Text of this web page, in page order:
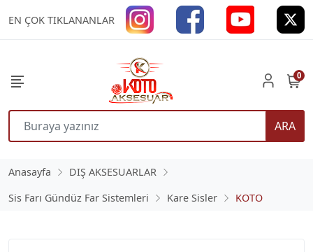
EN ÇOK TIKLANANLAR
ARA
0
Anasayfa
DIŞ AKSESUARLAR
Sis Farı Gündüz Far Sistemleri
Kare Sisler KOTO